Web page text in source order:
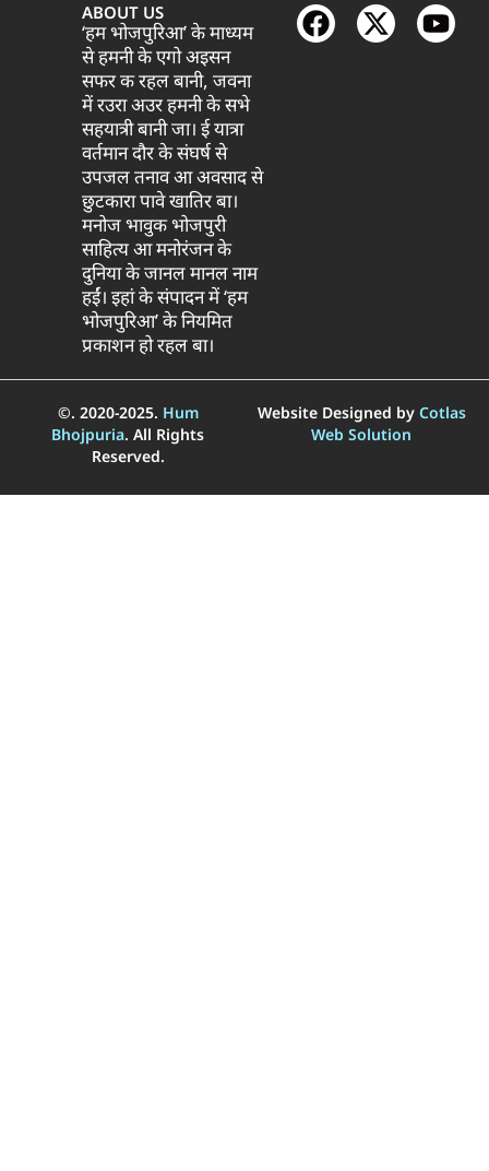
ABOUT US
‘हम भोजपुरिआ’ के माध्यम
से हमनी के एगो अइसन
सफर क रहल बानी, जवना
में रउरा अउर हमनी के सभे
सहयात्री बानी जा। ई यात्रा
वर्तमान दौर के संघर्ष से
उपजल तनाव आ अवसाद से
छुटकारा पावे खातिर बा।
मनोज भावुक भोजपुरी
साहित्य आ मनोरंजन के
दुनिया के जानल मानल नाम
हईं। इहां के संपादन में ‘हम
भोजपुरिआ’ के नियमित
प्रकाशन हो रहल बा।
©. 2020-2025. Hum
Bhojpuria. All Rights
Reserved.
Website Designed by Cotlas
Web Solution